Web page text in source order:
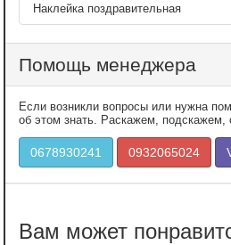
Наклейка поздравительная
Помощь менеджера
Если возникли вопросы или нужна
об этом знать. Раскажем, подскажем,
0678930241 0932065024